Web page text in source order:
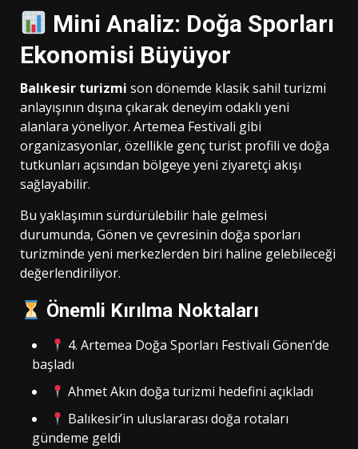
Mini Analiz: Doğa Sporları
Ekonomisi Büyüyor
Balıkesir turizmi son dönemde klasik sahil turizmi
anlayışının dışına çıkarak deneyim odaklı yeni
alanlara yöneliyor. Artemea Festivali gibi
organizasyonlar, özellikle genç turist profili ve doğa
tutkunları açısından bölgeye yeni ziyaretçi akışı
sağlayabilir.
Bu yaklaşımın sürdürülebilir hale gelmesi
durumunda, Gönen ve çevresinin doğa sporları
turizminde yeni merkezlerden biri haline gelebileceği
değerlendiriliyor.
Önemli Kırılma Noktaları
4. Artemea Doğa Sporları Festivali Gönen’de
başladı
Ahmet Akın doğa turizmi hedefini açıkladı
Balıkesir’in uluslararası doğa rotaları
gündeme geldi